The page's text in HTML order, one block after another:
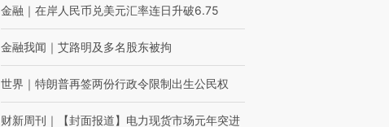
金融 ｜ 在岸人民币兑美元汇率连日升破6.75
金融我闻 ｜ 艾路明及多名股东被拘
世界 ｜ 特朗普再签两份行政令限制出生公民权
财新周刊 ｜ 【封面报道】电力现货市场元年突进